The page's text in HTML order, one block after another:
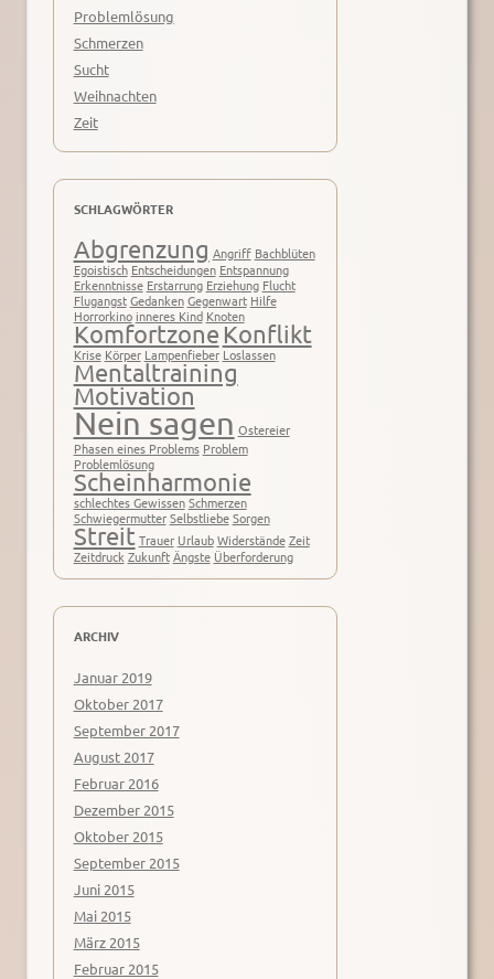
Problemlösung
Schmerzen
Sucht
Weihnachten
Zeit
SCHLAGWÖRTER
Abgrenzung Angriff Bachblüten
Egoistisch Entscheidungen Entspannung
Erkenntnisse Erstarrung Erziehung Flucht
Flugangst Gedanken Gegenwart Hilfe
Horrorkino inneres Kind Knoten
KomfortzoneKonflikt
Krise Körper Lampenfieber Loslassen
Mentaltraining
Motivation
Nein sagen Ostereier
Phasen eines Problems Problem
Problemlösung
Scheinharmonie
schlechtes Gewissen Schmerzen
Schwiegermutter Selbstliebe Sorgen
Streit Trauer Urlaub Widerstände Zeit
Zeitdruck Zukunft Ängste Überforderung
ARCHIV
Januar 2019
Oktober 2017
September 2017
August 2017
Februar 2016
Dezember 2015
Oktober 2015
September 2015
Juni 2015
Mai 2015
März 2015
Februar 2015